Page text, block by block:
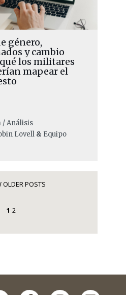
género,
y cambio
los militares
mapear el
/ Análisis
Lovell& Equipo
OLDER POSTS
1 2